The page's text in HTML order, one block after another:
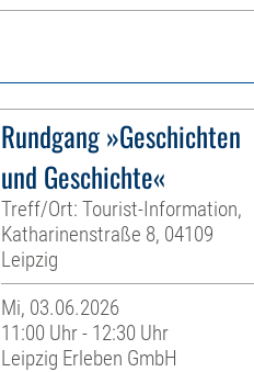
Rundgang »Geschichten
und Geschichte«
Treff/Ort: Tourist-Information,
Katharinenstraße 8, 04109
Leipzig
Mi, 03.06.2026
11:00 Uhr - 12:30 Uhr
Leipzig Erleben GmbH